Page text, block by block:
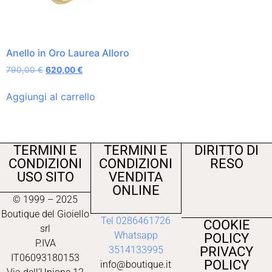
Anello in Oro Laurea Alloro
790,00€ 620,00€
Aggiungi al carrello
TERMINI E
CONDIZIONI
USO SITO
© 1999 – 2025
Boutique del Gioiello
srl
P.IVA
IT06093180153
TERMINI E
CONDIZIONI
VENDITA
ONLINE
Tel 0286461726
Whatsapp
3514133995
info@boutique.it
DIRITTO DI
RESO
COOKIE
POLICY
PRIVACY
POLICY